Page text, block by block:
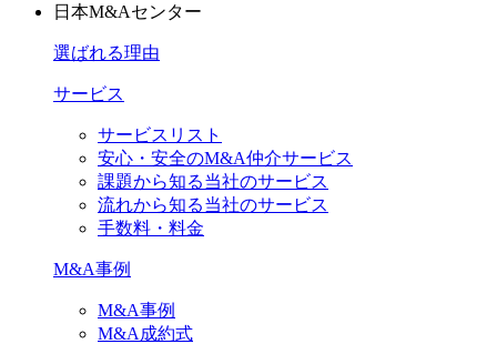
日本M&Aセンター
選ばれる理由
サービス
サービスリスト
安心・安全のM&A仲介サービス
課題から知る当社のサービス
流れから知る当社のサービス
手数料・料金
M&A事例
M&A事例
M&A成約式